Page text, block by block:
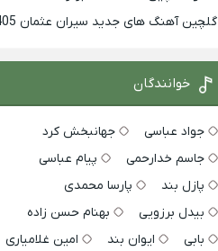
گلچین آهنگ های جدید سیران عثمان 1405
خوانندگان
جواد عباسی
جهانبخش کرد
جاسم خدارحمی
پیام عباسی
پازل بند
پارسا محمدی
بیدل برزویی
بهنام حسن زاده
بابی
ایوان بند
امین غلامیاری